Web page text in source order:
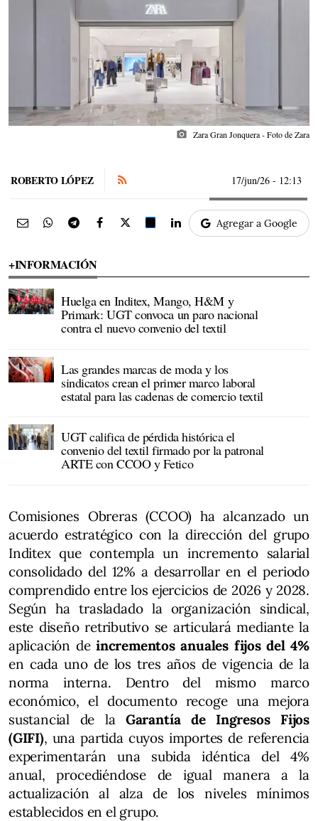
photo_camera Zara Gran Jonquera - Foto de Zara
ROBERTO LÓPEZ 17/jun/26 - 12:13
Agregar a Google
+INFORMACIÓN
Huelga en Inditex, Mango, H&M y
Primark: UGT convoca un paro nacional
contra el nuevo convenio del textil
Las grandes marcas de moda y los
sindicatos crean el primer marco laboral
estatal para las cadenas de comercio textil
UGT califica de pérdida histórica el
convenio del textil firmado por la patronal
ARTE con CCOO y Fetico
Comisiones Obreras (CCOO) ha alcanzado un
acuerdo estratégico con la dirección del grupo
Inditex que contempla un incremento salarial
consolidado del 12% a desarrollar en el periodo
comprendido entre los ejercicios de 2026 y 2028.
Según ha trasladado la organización sindical,
este diseño retributivo se articulará mediante la
aplicación de incrementos anuales fijos del 4%
en cada uno de los tres años de vigencia de la
norma interna. Dentro del mismo marco
económico, el documento recoge una mejora
sustancial de la Garantía de Ingresos Fijos
(GIFI), una partida cuyos importes de referencia
experimentarán una subida idéntica del 4%
anual, procediéndose de igual manera a la
actualización al alza de los niveles mínimos
establecidos en el grupo.